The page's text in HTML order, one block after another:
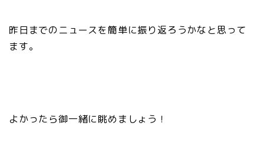
昨日までのニュースを簡単に振り返ろうかなと思って
ます。
よかったら御一緒に眺めましょう！